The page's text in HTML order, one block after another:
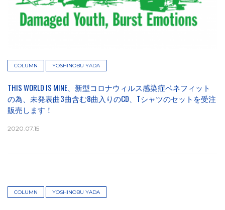
COLUMN YOSHINOBU YADA
THIS WORLD IS MINE、新型コロナウィルス感染症ベネフィット
の為、未発表曲3曲含む8曲入りのCD、Tシャツのセットを受注
販売します！
2020.07.15
COLUMN YOSHINOBU YADA